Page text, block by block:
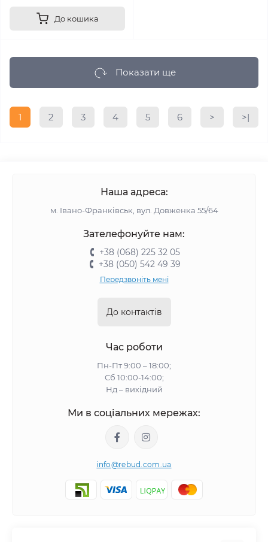
До кошика
Показати ще
1 2 3 4 5 6 > >|
Наша адреса:
м. Івано-Франківськ, вул. Довженка 55/64
Зателефонуйте нам:
+38 (068) 225 32 05
+38 (050) 542 49 39
Передзвоніть мені
До контактів
Час роботи
Пн-Пт 9:00 – 18:00;
Сб 10:00-14:00;
Нд – вихідний
Ми в соціальних мережах:
info@rebud.com.ua